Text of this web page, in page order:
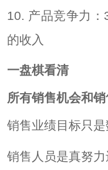
10. 产品竞争力
的收入
一盘棋看清
所有销售机会和
销售业绩目标只
销售人员是真努力